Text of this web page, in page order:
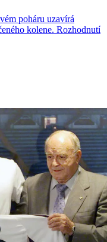
poháru uzavírá
kolene. Rozhodnutí